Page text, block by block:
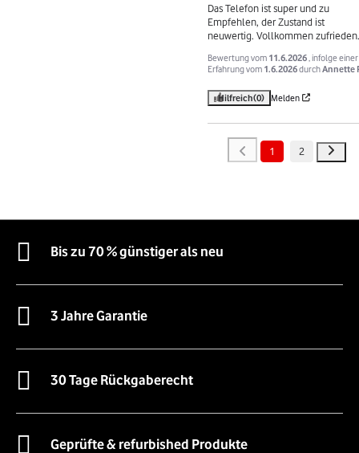
Das Telefon ist super und zu
Empfehlen, der Zustand ist
neuwertig. Vollkommen zufrieden.
Bewertung vom 11.6.2026 , infolge einer
Erfahrung vom 1.6.2026durchAnnette
Hilfreich(0) Melden
1 2
Bis zu 70 % günstiger als neu
3 Jahre Garantie
30 Tage Rückgaberecht
Geprüfte & refurbished Produkte